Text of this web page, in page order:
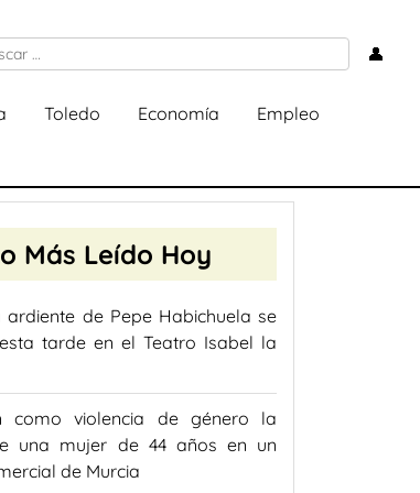
👤
Toledo Economía Empleo
Más Leído Hoy
ardiente de Pepe Habichuela se
tarde en el Teatro Isabel la
como violencia de género la
una mujer de 44 años en un
de Murcia